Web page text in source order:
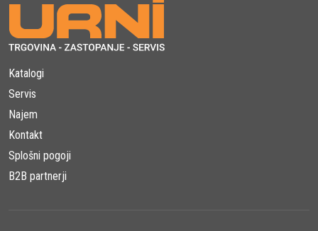
Katalogi
Servis
Najem
Kontakt
Splošni pogoji
B2B partnerji